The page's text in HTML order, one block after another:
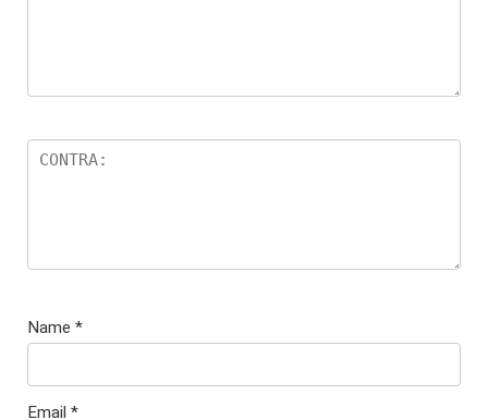
Name *
Email *